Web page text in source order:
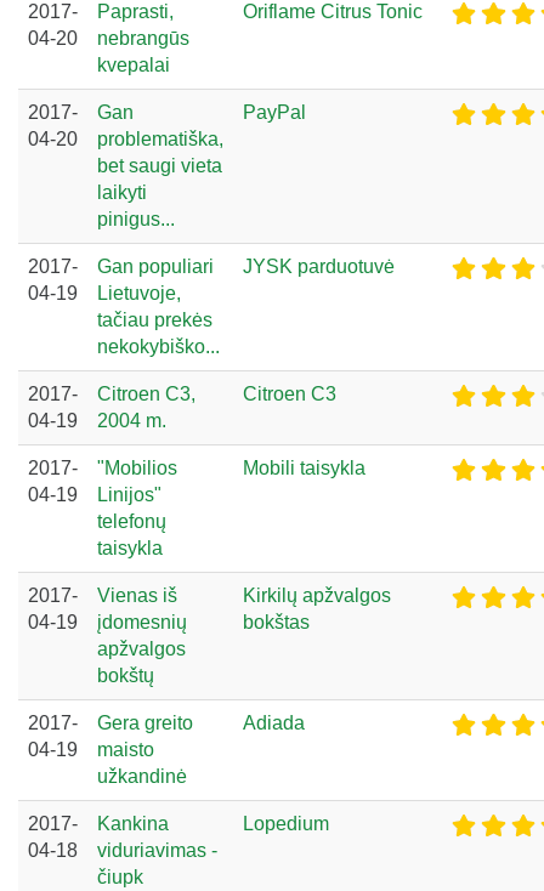
2017-
04-20
Paprasti,
nebrangūs
kvepalai
Oriflame Citrus Tonic
2017-
04-20
Gan
problematiška,
bet saugi vieta
laikyti
pinigus...
PayPal
2017-
04-19
Gan populiari
Lietuvoje,
tačiau prekės
nekokybiško...
JYSK parduotuvė
2017-
04-19
Citroen C3,
2004 m.
Citroen C3
2017-
04-19
"Mobilios
Linijos"
telefonų
taisykla
Mobili taisykla
2017-
04-19
Vienas iš
įdomesnių
apžvalgos
bokštų
Kirkilų apžvalgos
bokštas
2017-
04-19
Gera greito
maisto
užkandinė
Adiada
2017-
04-18
Kankina
viduriavimas -
čiupk
Lopedium